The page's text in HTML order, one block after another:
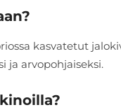
kasvatetut
ja arvopohjaiseksi.